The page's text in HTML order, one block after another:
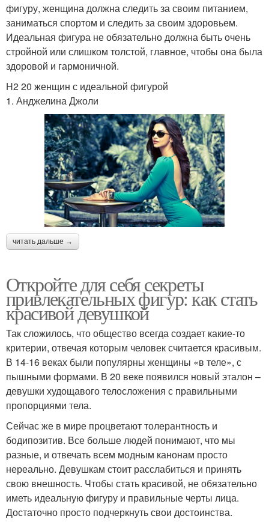
фигуру, женщина должна следить за своим питанием,
заниматься спортом и следить за своим здоровьем.
Идеальная фигура не обязательно должна быть очень
стройной или слишком толстой, главное, чтобы она была
здоровой и гармоничной.
H2 20 женщин с идеальной фигурой
1. Анджелина Джоли
читать дальше →
Откройте для себя секреты
привлекательных фигур: как стать
красивой девушкой
Так сложилось, что общество всегда создает какие-то
критерии, отвечая которым человек считается красивым.
В 14-16 веках были популярны женщины «в теле», с
пышными формами. В 20 веке появился новый эталон –
девушки худощавого телосложения с правильными
пропорциями тела.
Сейчас же в мире процветают толерантность и
бодипозитив. Все больше людей понимают, что мы
разные, и отвечать всем модным канонам просто
нереально. Девушкам стоит расслабиться и принять
свою внешность. Чтобы стать красивой, не обязательно
иметь идеальную фигуру и правильные черты лица.
Достаточно просто подчеркнуть свои достоинства.